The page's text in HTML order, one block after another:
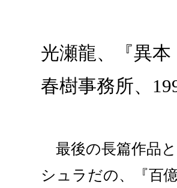
光瀬龍、『異
春樹事務所、
最後の長篇作品
シュラだの、『百